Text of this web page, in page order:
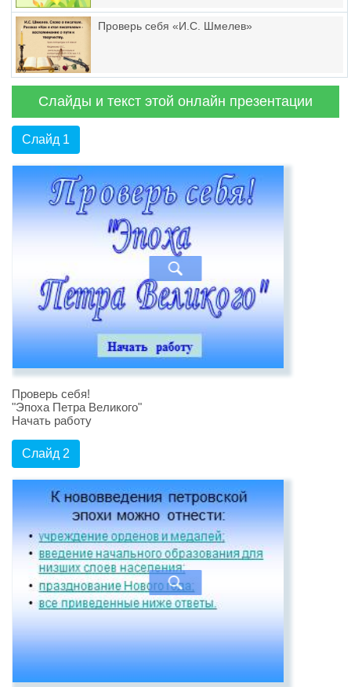
Проверь себя «И.С. Шмелев»
Слайды и текст этой онлайн презентации
Слайд 1
Проверь себя!
"Эпоха Петра Великого"
Начать работу
Слайд 2